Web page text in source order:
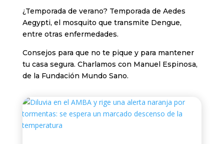
¿Temporada de verano? Temporada de Aedes
Aegypti, el mosquito que transmite Dengue,
entre otras enfermedades.
Consejos para que no te pique y para mantener
tu casa segura. Charlamos con Manuel Espinosa,
de la Fundación Mundo Sano.